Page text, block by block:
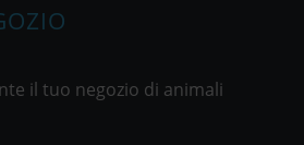
il tuo negozio di animali